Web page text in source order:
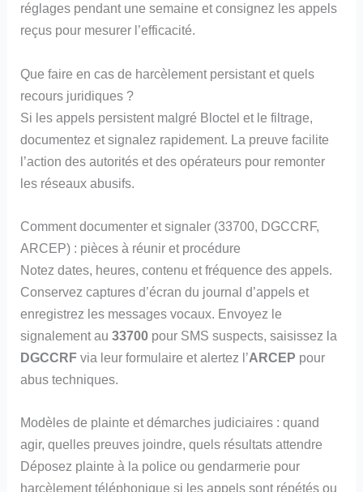
réglages pendant une semaine et consignez les appels
reçus pour mesurer l’efficacité.
Que faire en cas de harcèlement persistant et quels
recours juridiques ?
Si les appels persistent malgré Bloctel et le filtrage,
documentez et signalez rapidement. La preuve facilite
l’action des autorités et des opérateurs pour remonter
les réseaux abusifs.
Comment documenter et signaler (33700, DGCCRF,
ARCEP) : pièces à réunir et procédure
Notez dates, heures, contenu et fréquence des appels.
Conservez captures d’écran du journal d’appels et
enregistrez les messages vocaux. Envoyez le
signalement au33700 pour SMS suspects, saisissez la
DGCCRF via leur formulaire et alertez l’ARCEP pour
abus techniques.
Modèles de plainte et démarches judiciaires : quand
agir, quelles preuves joindre, quels résultats attendre
Déposez plainte à la police ou gendarmerie pour
harcèlement téléphonique si les appels sont répétés ou